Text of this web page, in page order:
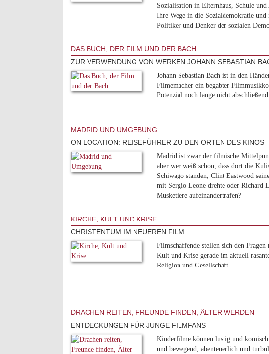
Sozialisation in Elternhaus, Schule und
Ihre Wege in die Sozialdemokratie und
Politiker und Denker der sozialen
DAS BUCH, DER FILM UND DER BACH
ZUR VERWENDUNG VON WERKEN JOHANN SEBASTIAN
Johann Sebastian Bach ist in den
Filmemacher ein begabter
Potenzial noch lange nicht
MADRID UND UMGEBUNG
ON LOCATION: REISEFÜHRER ZU DEN ORTEN DES KINOS
Madrid ist zwar der filmische
aber wer weiß schon, dass dort die
Schiwago standen, Clint Eastwood
mit Sergio Leone drehte oder Richard
Musketiere aufeinandertrafen?
KIRCHE, KULT UND KRISE
CHRISTENTUM IM NEUEREN FILM
Filmschaffende stellen sich den Fragen
Kult und Krise gerade im aktuell
Religion und Gesellschaft.
DRACHEN REITEN, FREUNDE FINDEN, ÄLTER WERDEN
ENTDECKUNGEN FÜR JUNGE FILMFANS
Kinderfilme können lustig und
und bewegend, abenteuerlich und